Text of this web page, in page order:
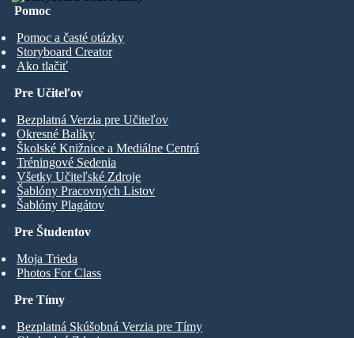
Pomoc
Pomoc a časté otázky
Storyboard Creator
Ako tlačiť
Pre Študentov
Moja Trieda
Photos For Class
Pre Učiteľov
Bezplatná Verzia pre Učiteľov
Okresné Balíky
Školské Knižnice a Mediálne Centrá
Tréningové Sedenia
Všetky Učiteľské Zdroje
Šablóny Pracovných Listov
Šablóny Plagátov
Pre Tímy
Bezplatná Skúšobná Verzia pre Tímy